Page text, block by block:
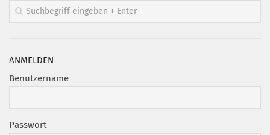
MITGLIEDSCHAFT
PODCAST
AKTUELLES
KONTAKT
ANMELDEN
Benutzername
Passwort